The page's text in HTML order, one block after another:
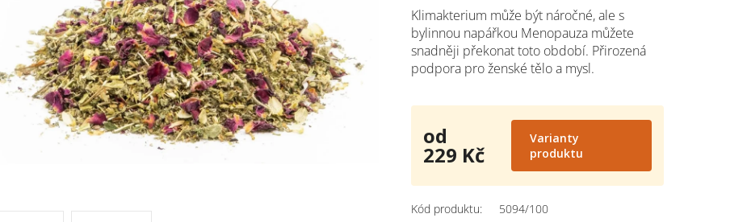
Kód produktu: 5094/100
Klimakterium může být náročné, ale s
bylinnou napářkou Menopauza můžete
snadněji překonat toto období. Přirozená
podpora pro ženské tělo a mysl.
od
229 Kč
cena:
Varianty
produktu